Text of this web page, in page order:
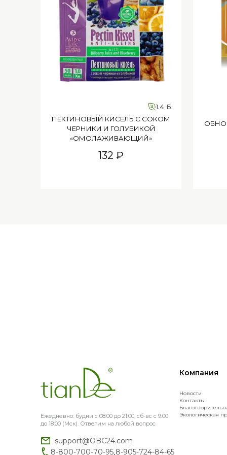
1.4 Б.
ПЕКТИНОВЫЙ КИСЕЛЬ С СОКОМ
ЧЕРНИКИ И ГОЛУБИКОЙ
«ОМОЛАЖИВАЮЩИЙ»
132 ₽
Ежедневно: будни с 08:00 до 21:00, сб-вс с 9:00
до 18:00 (Мск). Ответим на любой вопрос
support@OBC24.com
8-800-700-70-95,8-905-724-84-65
Компания
Новости
Контакты
Экологическая